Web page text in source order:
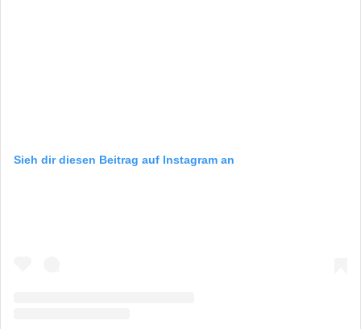
Sieh dir diesen Beitrag auf Instagram an